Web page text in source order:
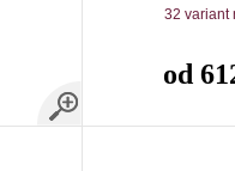
32 variant
od